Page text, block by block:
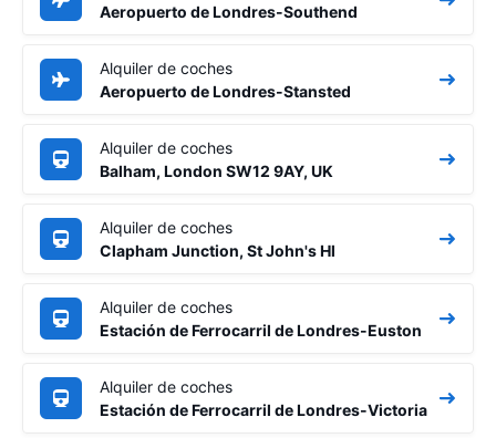
Aeropuerto de Londres-Southend
Alquiler de coches
Aeropuerto de Londres-Stansted
Alquiler de coches
Balham, London SW12 9AY, UK
Alquiler de coches
Clapham Junction, St John's Hl
Alquiler de coches
Estación de Ferrocarril de Londres-Euston
Alquiler de coches
Estación de Ferrocarril de Londres-Victoria